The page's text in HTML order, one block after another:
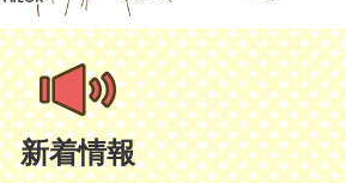
新着情報